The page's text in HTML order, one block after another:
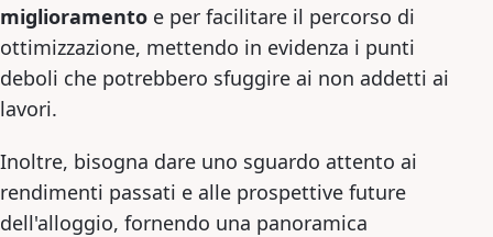
miglioramento e per facilitare il percorso di
ottimizzazione, mettendo in evidenza i punti
deboli che potrebbero sfuggire ai non addetti ai
lavori.
Inoltre, bisogna dare uno sguardo attento ai
rendimenti passati e alle prospettive future
dell'alloggio, fornendo una panoramica